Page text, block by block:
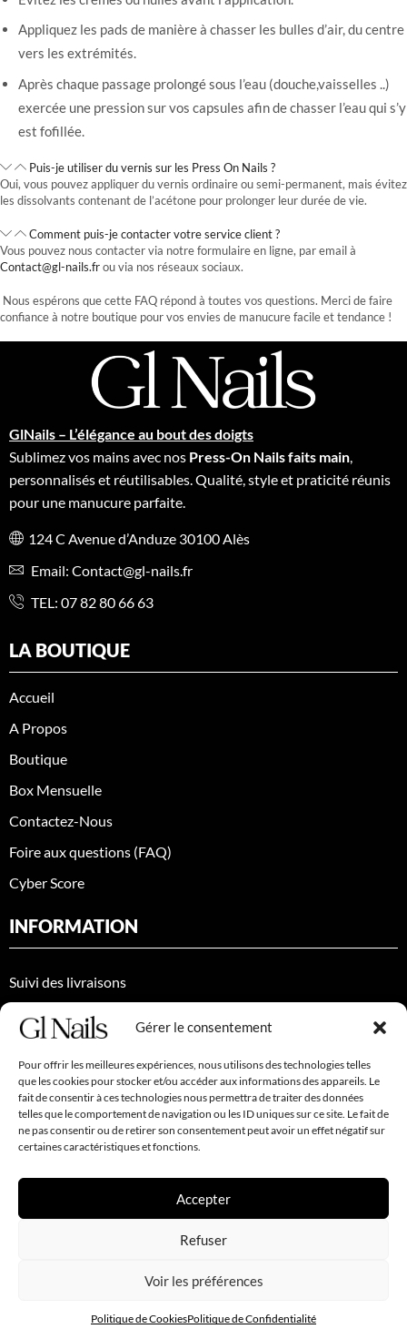
Gérer le consentement
Pour offrir les meilleures expériences, nous utilisons des technologies telles
que les cookies pour stocker et/ou accéder aux informations des appareils. Le
fait de consentir à ces technologies nous permettra de traiter des données
telles que le comportement de navigation ou les ID uniques sur ce site. Le fait de
ne pas consentir ou de retirer son consentement peut avoir un effet négatif sur
certaines caractéristiques et fonctions.
Accepter
Refuser
Voir les préférences
Politique de CookiesPolitique de Confidentialité
Appliquez les pads de manière à chasser les bulles d’air, du centre
vers les extrémités.
Après chaque passage prolongé sous l’eau (douche,vaisselles ..)
exercée une pression sur vos capsules afin de chasser l’eau qui s’y
est fofillée.
Puis-je utiliser du vernis sur les Press On Nails ?
Oui, vous pouvez appliquer du vernis ordinaire ou semi-permanent, mais évitez
les dissolvants contenant de l’acétone pour prolonger leur durée de vie.
Comment puis-je contacter votre service client ?
Vous pouvez nous contacter via notre formulaire en ligne, par email à
Contact@gl-nails.frou via nos réseaux sociaux.
Nous espérons que cette FAQ répond à toutes vos questions. Merci de faire
confiance à notre boutique pour vos envies de manucure facile et tendance !
GlNails – L’élégance au bout des doigts
Sublimez vos mains avec nos Press-On Nails faits main,
personnalisés et réutilisables. Qualité, style et praticité réunis
pour une manucure parfaite.
124 C Avenue d’Anduze 30100 Alès
Email: Contact@gl-nails.fr
TEL: 07 82 80 66 63
LA BOUTIQUE
Accueil
A Propos
Boutique
Box Mensuelle
Contactez-Nous
Foire aux questions (FAQ)
Cyber Score
INFORMATION
Suivi des livraisons
Politique de Confidentialité
Conditions générales de vente
Politique de Cookies (EU)
Retour et remboursement
Gestion de l'abonnement